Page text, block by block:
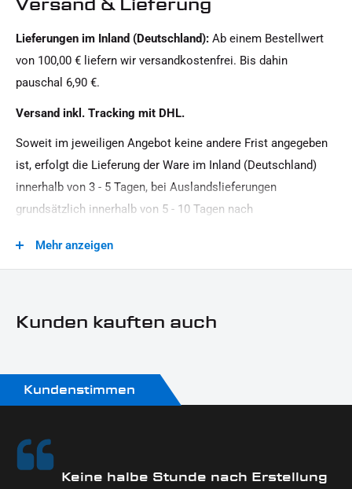
Motorradmarke:
Produkttyp:
Handprotektoren
Lieferungen im Inland (Deutschland): Ab einem Bestellwert
von 100,00 € liefern wir versandkostenfrei. Bis dahin
pauschal 6,90 €.
Versand inkl. Tracking mit DHL.
Soweit im jeweiligen Angebot keine andere Frist angegeben
ist, erfolgt die Lieferung der Ware im Inland (Deutschland)
innerhalb von 3 - 5 Tagen, bei Auslandslieferungen
grundsätzlich innerhalb von 5 - 10 Tagen nach
Zeitpunkt Ihrer Zahlungsanweisung).Beachten Sie, dass an
Mehr anzeigen
Kunden kauften auch
Kundenstimmen
Keine halbe Stunde nach Erstellung